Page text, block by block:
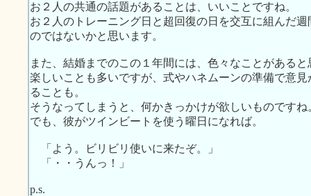
お２人の共通の話題があることは、いいことですね。
お２人のトレーニング日と超回復の日を交互に組んだ
のではないかと思います。
また、結婚までのこの１年間には、色々なことがあると
楽しいことも多いですが、式やハネムーンの準備で意
ることも。
そうなってしまうと、何かきっかけが欲しいものですね
でも、彼がツインビートを使う曜日になれば。
「よう。ビリビリ使いに来たぞ。」
「・・うんっ！」
p.s.